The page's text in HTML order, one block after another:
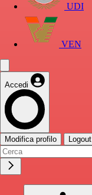
UDI
VEN
Accedi
Modifica profilo Logout